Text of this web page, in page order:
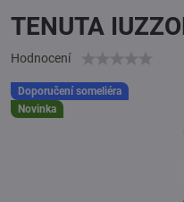
Doporučení someliéra
Novinka
TENUTA
Hodnocení